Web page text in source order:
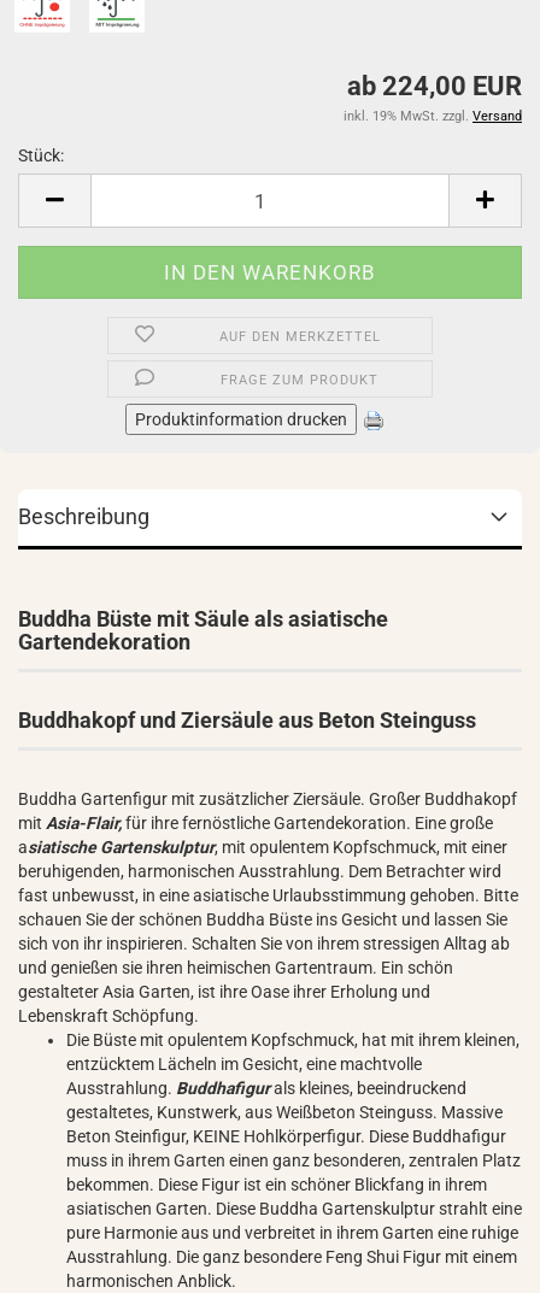
ab 224,00 EUR
inkl. 19% MwSt. zzgl. Versand
Stück:
AUF DEN MERKZETTEL
FRAGE ZUM PRODUKT
Produktinformation drucken
Beschreibung
Buddha Büste mit Säule als asiatische
Gartendekoration
Buddhakopf und Ziersäule aus Beton Steinguss
Buddha Gartenfigur mit zusätzlicher Ziersäule. Großer Buddhakopf
mit Asia-Flair,für ihre fernöstliche Gartendekoration. Eine große
asiatische Gartenskulptur, mit opulentem Kopfschmuck, mit einer
beruhigenden, harmonischen Ausstrahlung. Dem Betrachter wird
fast unbewusst, in eine asiatische Urlaubsstimmung gehoben. Bitte
schauen Sie der schönen Buddha Büste ins Gesicht und lassen Sie
sich von ihr inspirieren. Schalten Sie von ihrem stressigen Alltag ab
und genießen sie ihren heimischen Gartentraum. Ein schön
gestalteter Asia Garten, ist ihre Oase ihrer Erholung und
Lebenskraft Schöpfung.
Die Büste mit opulentem Kopfschmuck, hat mit ihrem kleinen,
entzücktem Lächeln im Gesicht, eine machtvolle
Ausstrahlung. Buddhafigurals kleines, beeindruckend
gestaltetes, Kunstwerk, aus Weißbeton Steinguss. Massive
Beton Steinfigur, KEINE Hohlkörperfigur. Diese Buddhafigur
muss in ihrem Garten einen ganz besonderen, zentralen Platz
bekommen. Diese Figur ist ein schöner Blickfang in ihrem
asiatischen Garten. Diese Buddha Gartenskulptur strahlt eine
pure Harmonie aus und verbreitet in ihrem Garten eine ruhige
Ausstrahlung. Die ganz besondere Feng Shui Figur mit einem
harmonischen Anblick.